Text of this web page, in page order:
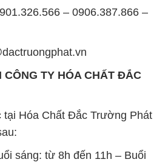
– 0906.387.866 –
CÔNG TY HÓA CHẤT ĐẮC
tại Hóa Chất Đắc Trường Phát
sáng: từ 8h đến 11h – Buổi